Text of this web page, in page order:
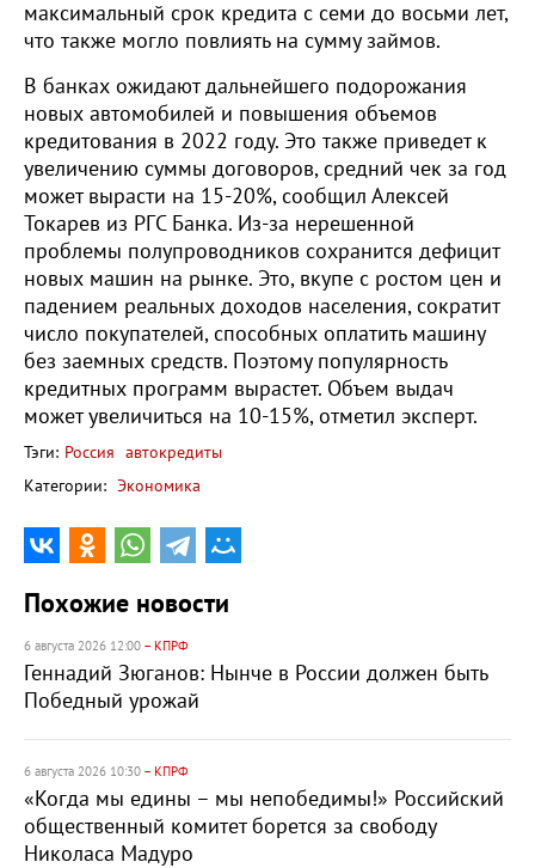
максимальный срок кредита с семи до восьми лет,
что также могло повлиять на сумму займов.
В банках ожидают дальнейшего подорожания
новых автомобилей и повышения объемов
кредитования в 2022 году. Это также приведет к
увеличению суммы договоров, средний чек за год
может вырасти на 15-20%, сообщил Алексей
Токарев из РГС Банка. Из-за нерешенной
проблемы полупроводников сохранится дефицит
новых машин на рынке. Это, вкупе с ростом цен и
падением реальных доходов населения, сократит
число покупателей, способных оплатить машину
без заемных средств. Поэтому популярность
кредитных программ вырастет. Объем выдач
может увеличиться на 10-15%,отметил эксперт.
Тэги: Россия автокредиты
Категории: Экономика
Похожие новости
6 августа 2026 12:00 – КПРФ
Геннадий Зюганов: Нынче в России должен быть
Победный урожай
6 августа 2026 10:30 – КПРФ
«Когда мы едины – мы непобедимы!» Российский
общественный комитет борется за свободу
Николаса Мадуро